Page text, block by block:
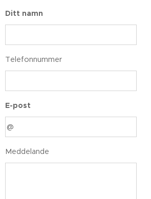
Ditt namn
Telefonnummer
E-post
Meddelande